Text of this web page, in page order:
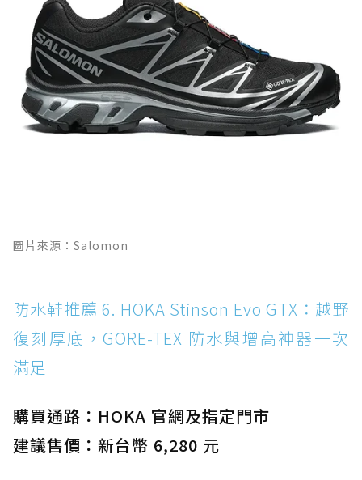
圖片來源：Salomon
防水鞋推薦 6. HOKA Stinson Evo GTX：越野
復刻厚底，GORE-TEX 防水與增高神器一次
滿足
購買通路：HOKA 官網及指定門市
建議售價：新台幣 6,280 元